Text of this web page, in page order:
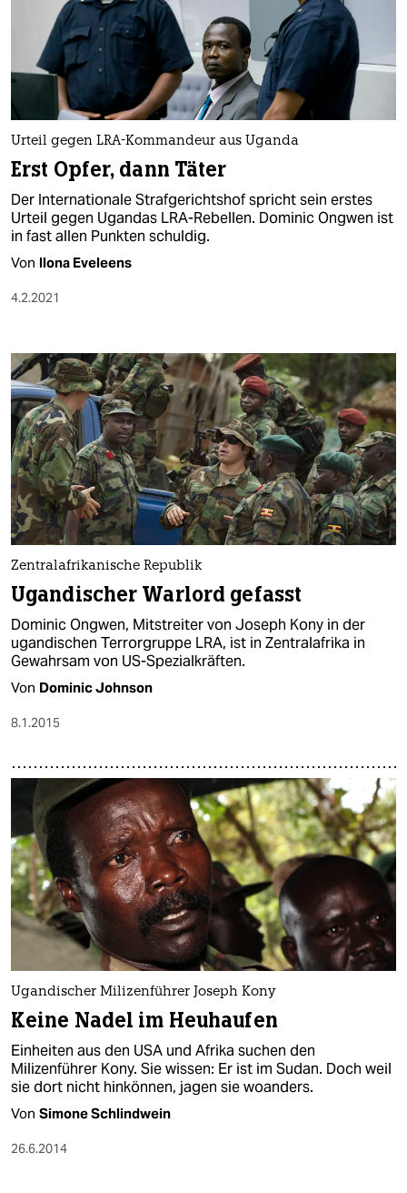
Urteil gegen LRA-Kommandeur aus Uganda
Erst Opfer, dann Täter
Der Internationale Strafgerichtshof spricht sein erstes
Urteil gegen Ugandas LRA-Rebellen. Dominic Ongwen ist
in fast allen Punkten schuldig.
Von Ilona Eveleens
4.2.2021
Zentralafrikanische Republik
Ugandischer Warlord gefasst
Dominic Ongwen, Mitstreiter von Joseph Kony in der
ugandischen Terrorgruppe LRA, ist in Zentralafrika in
Gewahrsam von US-Spezialkräften.
Von Dominic Johnson
8.1.2015
Ugandischer Milizenführer Joseph Kony
Keine Nadel im Heuhaufen
Einheiten aus den USA und Afrika suchen den
Milizenführer Kony. Sie wissen: Er ist im Sudan. Doch weil
sie dort nicht hinkönnen, jagen sie woanders.
Von Simone Schlindwein
26.6.2014